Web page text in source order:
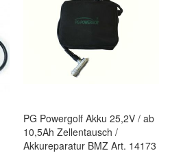
PG Powergolf Akku 25,2V / ab
10,5Ah Zellentausch /
Akkureparatur BMZ Art. 14173